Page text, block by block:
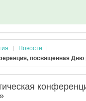
Новости
посвященная